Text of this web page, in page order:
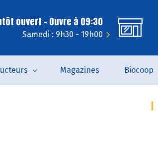
ouvert - Ouvre à 09:30
Samedi : 9h30 - 19h00
Magazines Biocoop